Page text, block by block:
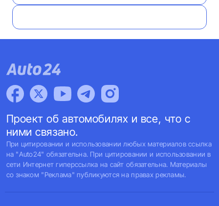
Проект об автомобилях и все, что с
ними связано.
При цитировании и использовании любых материалов ссылка
на "Auto24" обязательна. При цитировании и использовании в
сети Интернет гиперссылка на сайт обязательна. Материалы
со знаком "Реклама" публикуются на правах рекламы.